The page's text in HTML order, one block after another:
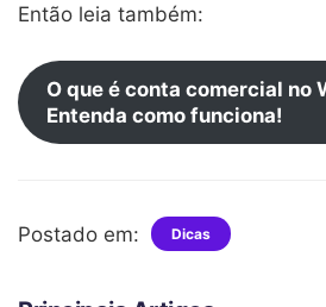
Então leia também:
O que é conta comercial no
Entenda como funciona!
Postado em: Dicas